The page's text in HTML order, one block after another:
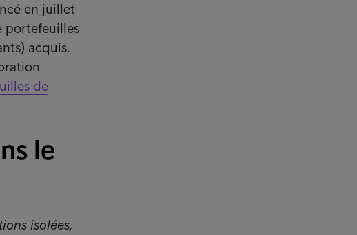
en juillet
portefeuilles
acquis.
de
le
isolées,